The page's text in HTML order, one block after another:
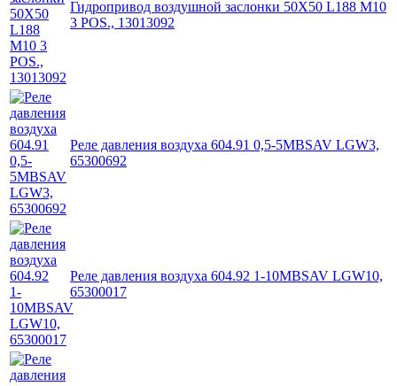
Гидропривод воздушной заслонки 50X50 L188 M10
3 POS., 13013092
Реле давления воздуха 604.91 0,5-5MBSAV LGW3,
65300692
Реле давления воздуха 604.92 1-10MBSAV LGW10,
65300017